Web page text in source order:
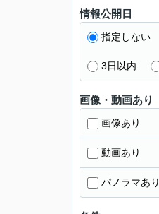
情報公開日
指定しない
3日以内
画像・動画あり
画像あり
動画あり
パノラマあり